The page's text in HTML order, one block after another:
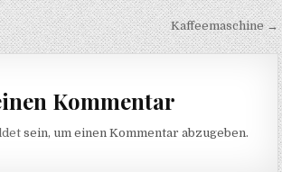
Kaffeemaschine →
Kommentar
sein, um einen Kommentar abzugeben.